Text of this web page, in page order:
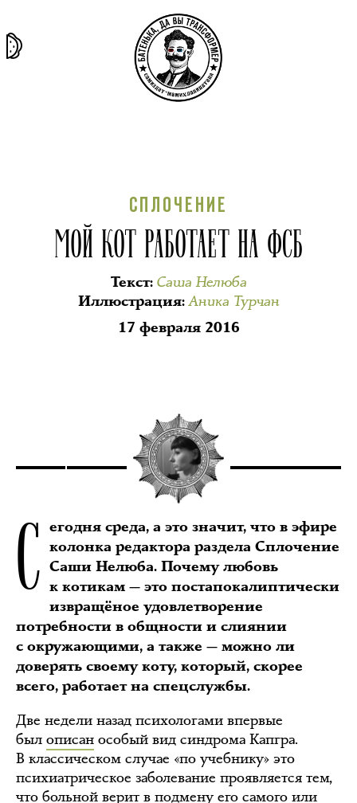
СПЛОЧЕНИЕ
МОЙ КОТ РАБОТАЕТ НА ФСБ
Текст: Саша Нелюба
Иллюстрация:Аника Турчан
17 февраля 2016
С егодня среда, а это значит, что в эфире
колонка редактора раздела Сплочение
Саши Нелюба. Почему любовь
к котикам — это постапокалиптически
извращёное удовлетворение
потребности в общности и слиянии
с окружающими, а также — можно ли
доверять своему коту, который, скорее
всего, работает на спецслужбы.
Две недели назад психологами впервые
был описан особый вид синдрома Капгра.
В классическом случае «по учебнику» это
психиатрическое заболевание проявляется тем,
что больной верит в подмену его самого или